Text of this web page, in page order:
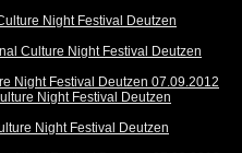
Night Festival Deutzen
Culture Night Festival Deutzen
Night Festival Deutzen 07.09.2012
Night Festival Deutzen
Night Festival Deutzen